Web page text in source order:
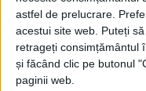
astfel de prelucrare.
acestui site web. Puteți
retrageți consimțământul
și făcând clic pe butonul
paginii web.
Tofan Club Reiner